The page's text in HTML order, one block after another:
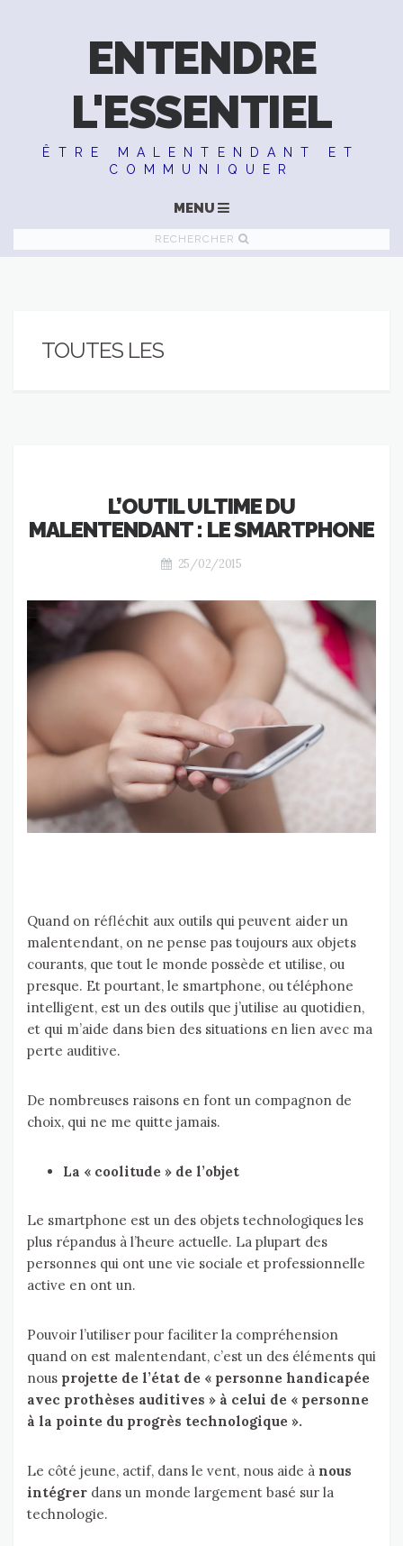
ENTENDRE
L'ESSENTIEL
ÊTRE MALENTENDANT ET
COMMUNIQUER
MENU
RECHERCHER
TOUTES LES
L’OUTIL ULTIME DU
MALENTENDANT : LE SMARTPHONE
25/02/2015
Quand on réfléchit aux outils qui peuvent aider un
malentendant, on ne pense pas toujours aux objets
courants, que tout le monde possède et utilise, ou
presque. Et pourtant, le smartphone, ou téléphone
intelligent, est un des outils que j’utilise au quotidien,
et qui m’aide dans bien des situations en lien avec ma
perte auditive.
De nombreuses raisons en font un compagnon de
choix, qui ne me quitte jamais.
La « coolitude » de l’objet
Le smartphone est un des objets technologiques les
plus répandus à l’heure actuelle. La plupart des
personnes qui ont une vie sociale et professionnelle
active en ont un.
Pouvoir l’utiliser pour faciliter la compréhension
quand on est malentendant, c’est un des éléments qui
nous projette de l’état de « personne handicapée
avec prothèses auditives » à celui de « personne
à la pointe du progrès technologique ».
Le côté jeune, actif, dans le vent, nous aide à nous
intégrer dans un monde largement basé sur la
technologie.